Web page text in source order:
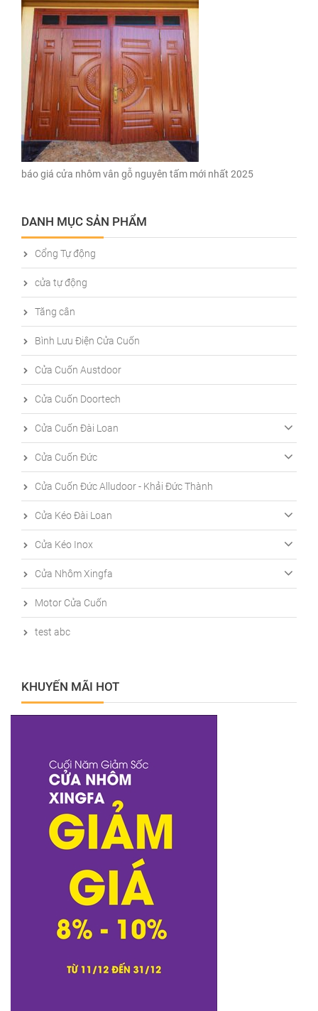
báo giá cửa nhôm vân gỗ nguyên tấm mới nhất 2025
DANH MỤC SẢN PHẨM
Cổng Tự động
cửa tự động
Tăng cân
Bình Lưu Điện Cửa Cuốn
Cửa Cuốn Austdoor
Cửa Cuốn Doortech
Cửa Cuốn Đài Loan
Cửa Cuốn Đức
Cửa Cuốn Đức Alludoor - Khải Đức Thành
Cửa Kéo Đài Loan
Cửa Kéo Inox
Cửa Nhôm Xingfa
Motor Cửa Cuốn
test abc
KHUYẾN MÃI HOT